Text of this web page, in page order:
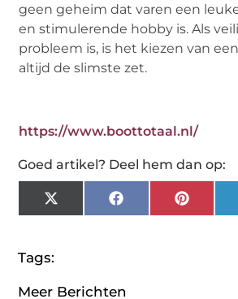
geen geheim dat varen een
en stimulerende hobby is. Als
probleem is, is het kiezen van
altijd de slimste zet.
https://www.boottotaal.nl/
Goed artikel? Deel hem dan op:
X
(Twitter)
Facebook
Tags:
Meer Berichten